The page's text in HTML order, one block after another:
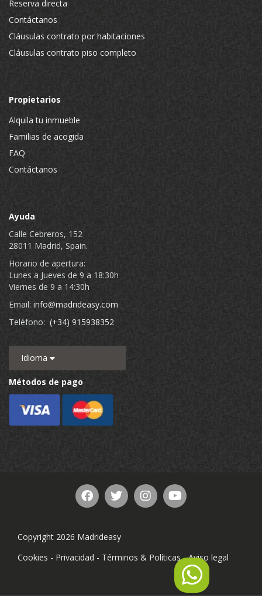
Reserva directa
Contáctanos
Cláusulas contrato por habitaciones
Cláusulas contrato piso completo
Propietarios
Alquila tu inmueble
Familias de acogida
FAQ
Contáctanos
Ayuda
Calle Cebreros, 152
28011 Madrid, Spain.
Horario de apertura:
Lunes a Jueves de 9 a 18:30h
Viernes de 9 a 14:30h
Email: info@madrideasy.com
Teléfono: (+34) 915938352
Idioma
Métodos de pago
Copyright 2026 Madrideasy
Cookies - Privacidad - Términos & Políticas-Aviso legal